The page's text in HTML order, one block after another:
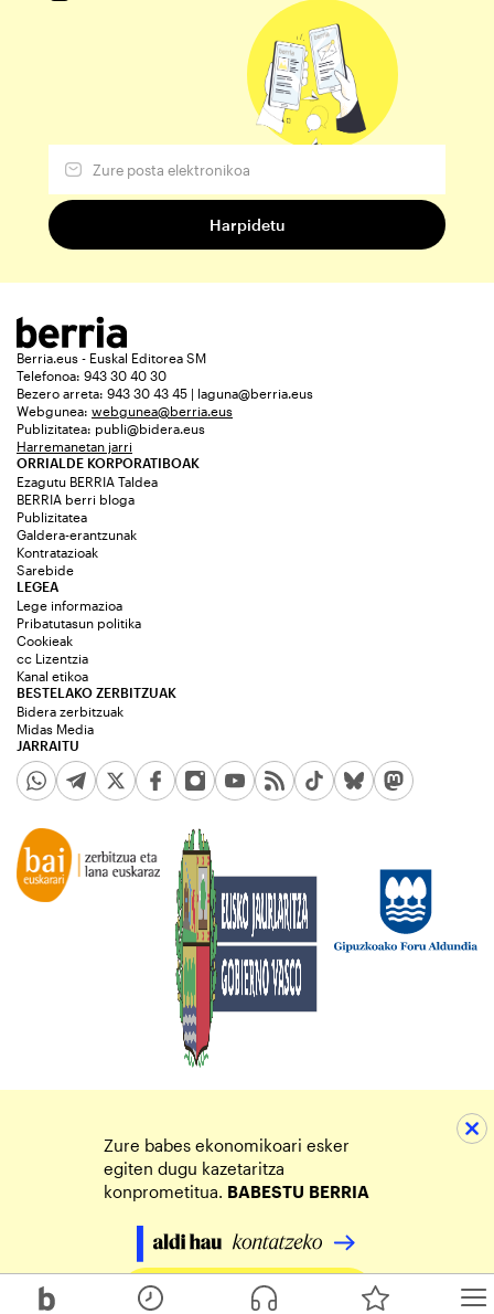
Berria.eus - Euskal Editorea SM
Telefonoa: 943 30 40 30
Bezero arreta: 943 30 43 45 | laguna@berria.eus
Webgunea: webgunea@berria.eus
Publizitatea: publi@bidera.eus
Harremanetan jarri
ORRIALDE KORPORATIBOAK
Ezagutu BERRIA Taldea
BERRIA berri bloga
Publizitatea
Galdera-erantzunak
Kontratazioak
Sarebide
JARRAITU
LEGEA
Lege informazioa
Pribatutasun politika
Cookieak
cc Lizentzia
Kanal etikoa
BESTELAKO ZERBITZUAK
Bidera zerbitzuak
Midas Media
Zure babes ekonomikoari esker
egiten dugu kazetaritza
konprometitua. BABESTU BERRIA
Egin zure ekarpena